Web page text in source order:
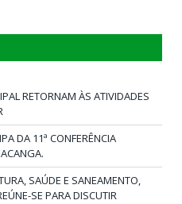
RETORNAM ÀS ATIVIDADES
DA 11ª CONFERÊNCIA
SAÚDE E SANEAMENTO,
SE PARA DISCUTIR